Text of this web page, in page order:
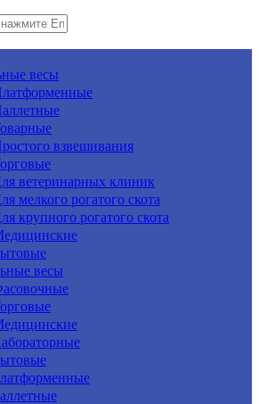
весы
взвешивания
ветеринарных клиник
мелкого рогатого скота
крупного рогатого скота
весы